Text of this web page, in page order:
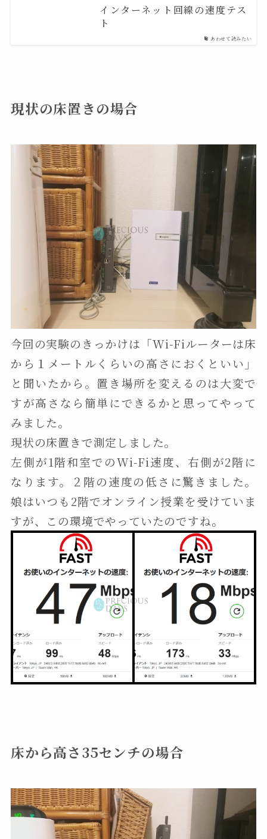
あわせて読みたい
インターネット回線の速度テス
ト
現状の床置きの場合
今回の実験のきっかけは「Wi-Fiルーターは床
から１メートルくらいの高さにおくといい」
と聞いたから。置き場所を変えるのは大変で
すが高さなら簡単にできるかと思ってやって
みました。
現状の床置きで測定しました。
左側が1階和室でのWi-Fi速度、右側が2階に
なります。２階の速度の低さに驚きました。
娘はいつも2階でオンライン授業を受けていま
すが、この環境でやっていたのですね。
床から高さ35センチの場合